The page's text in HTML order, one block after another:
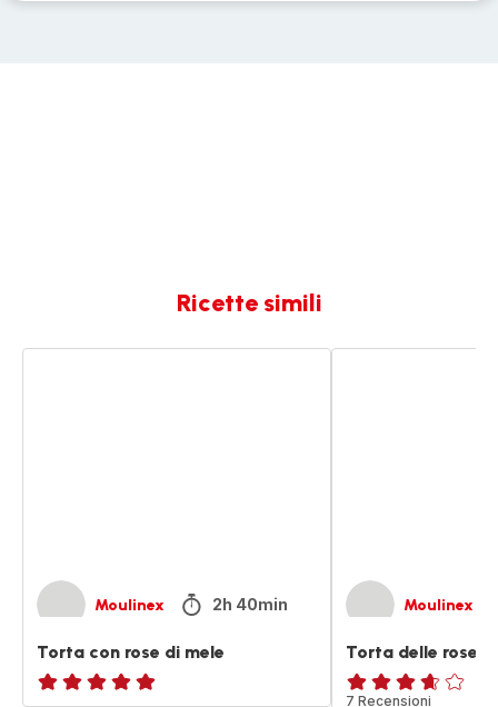
Ricette simili
Moulinex 2h 40min
Torta con rose di mele
ratings.NaN
Moulinex
Torta delle rose
ratings.3.6
7 Recensioni